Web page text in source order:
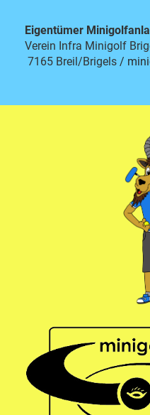
Eigentümer
Verein Infra Minigolf
7165 Breil/Brigels /